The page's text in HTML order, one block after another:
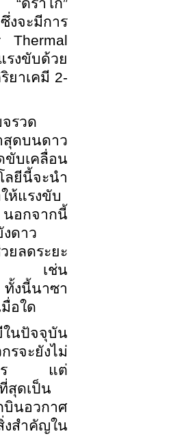
ดราโก”
งจะมีการ
งขับด้วย
ยาเคมี 2-
รวด
ดบนดาว
ขับเคลื่อน
ยีนี้จะนำ
ห้แรงขับ
นอกจากนี้
ดาว
ยลดระยะ
บียง เช่น
งนี้นาซา
อใด
ในปัจจุบัน
รจะยังไม่
ท่าไร แต่
สุดเป็น
นอวกาศ
สำคัญใน